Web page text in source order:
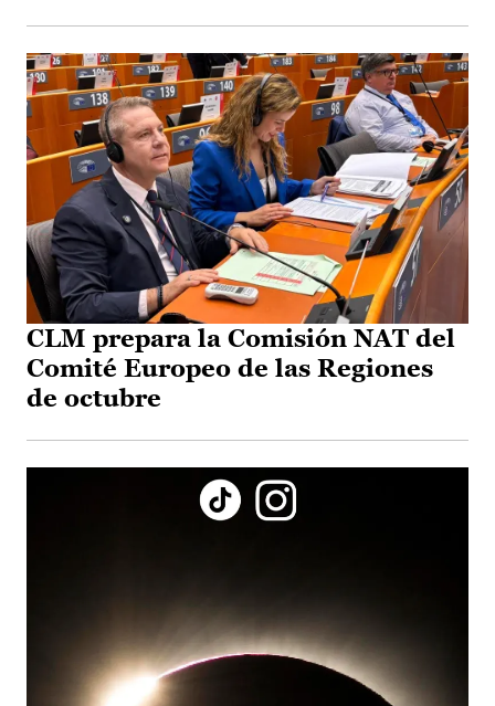
CLM prepara la Comisión NAT del
Comité Europeo de las Regiones
de octubre